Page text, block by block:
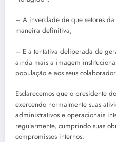
– A inverdade de que setores
maneira definitiva;
– E a tentativa deliberada de
ainda mais a imagem
população e aos seus
Esclarecemos que o presidente
exercendo normalmente suas
administrativos e operacionais
regularmente, cumprindo suas
compromissos internos.